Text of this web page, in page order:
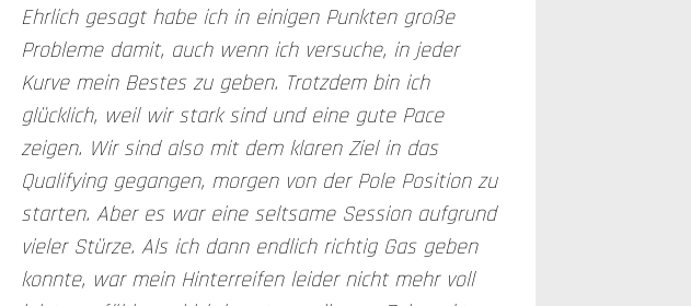
Ehrlich gesagt habe ich in einigen Punkten große
Probleme damit, auch wenn ich versuche, in jeder
Kurve mein Bestes zu geben. Trotzdem bin ich
glücklich, weil wir stark sind und eine gute Pace
zeigen. Wir sind also mit dem klaren Ziel in das
Qualifying gegangen, morgen von der Pole Position zu
starten. Aber es war eine seltsame Session aufgrund
vieler Stürze. Als ich dann endlich richtig Gas geben
konnte, war mein Hinterreifen leider nicht mehr voll